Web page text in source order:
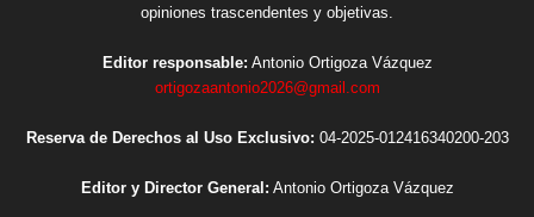
opiniones trascendentes y objetivas.
Editor responsable: Antonio Ortigoza Vázquez
ortigozaantonio2026@gmail.com
Reserva de Derechos al Uso Exclusivo: 04-2025-012416340200-203
Editor y Director General: Antonio Ortigoza Vázquez